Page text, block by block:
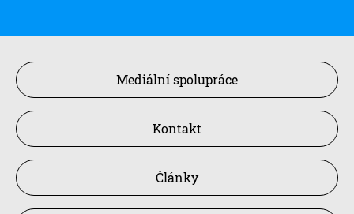
Mediální spolupráce
Kontakt
Články